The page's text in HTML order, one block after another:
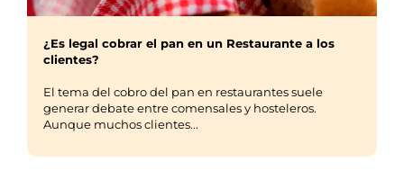
¿Es legal cobrar el pan en un Restaurante a los
clientes?
El tema del cobro del pan en restaurantes suele
generar debate entre comensales y hosteleros.
Aunque muchos clientes...